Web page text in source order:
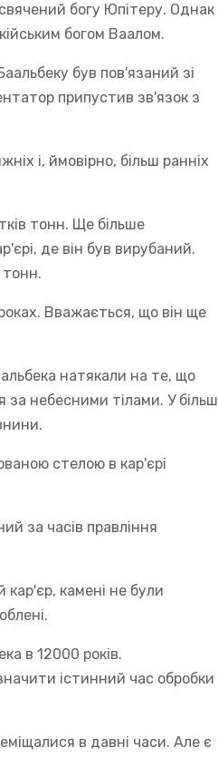
богу Юпітеру. Однак
богом Ваалом.
був пов'язаний зі
припустив зв'язок з
і, ймовірно, більш ранніх
тонн. Ще більше
де він був вирубаний.
тонн.
Вважається, що він ще
натякали на те, що
небесними тілами. У більш
стелою в кар'єрі
за часів правління
камені не були
в 12000 років.
істинний час обробки
в давні часи. Але є